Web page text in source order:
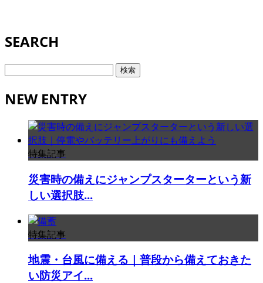
SEARCH
検
NEW ENTRY
特集記事
災害時の備えにジャンプスターターという新
しい選択肢...
特集記事
地震・台風に備える｜普段から備えておきた
い防災アイ...